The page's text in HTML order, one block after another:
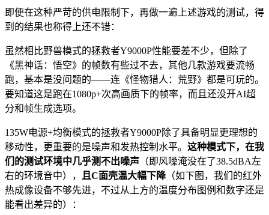
即便在这种严苛的供电限制下，再做一遍上述游戏的测试，得
到的结果也称得上还不错：
虽然相比野兽模式的拯救者Y9000P性能要差不少，但除了
《黑神话：悟空》的帧数有些过不去，其他几款游戏要流畅
跑，基本是没问题的——连《怪物猎人：荒野》都是可玩的。
要知道这是跑在1080p+次高画质下的帧率，而且还没开AI超
分和帧生成选项。
135W电源+均衡模式的拯救者Y9000P除了具备明显更理想的
移动性，更重要的是噪声和发热控制水平。 这种模式下，在我
们的测试环境中几乎测不出噪声 （即风噪淹没在了38.5dBA左
右的环境音中），
且C面壳温大幅下降（如下图，我们的红外
热成像设备不够先进，不过从上方的温度分布图例和数字还是
能看出差异的）：